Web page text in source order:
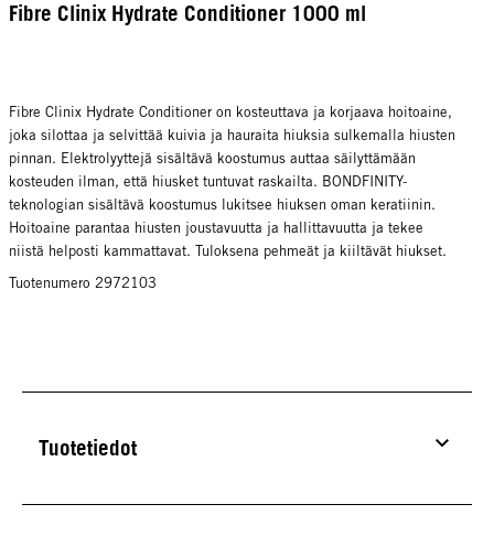
Fibre Clinix Hydrate Conditioner 1000 ml
Fibre Clinix Hydrate Conditioner on kosteuttava ja korjaava hoitoaine,
joka silottaa ja selvittää kuivia ja hauraita hiuksia sulkemalla hiusten
pinnan. Elektrolyyttejä sisältävä koostumus auttaa säilyttämään
kosteuden ilman, että hiusket tuntuvat raskailta. BONDFINITY-
teknologian sisältävä koostumus lukitsee hiuksen oman keratiinin.
Hoitoaine parantaa hiusten joustavuutta ja hallittavuutta ja tekee
niistä helposti kammattavat. Tuloksena pehmeät ja kiiltävät hiukset.
Tuotenumero 2972103
Tuotetiedot